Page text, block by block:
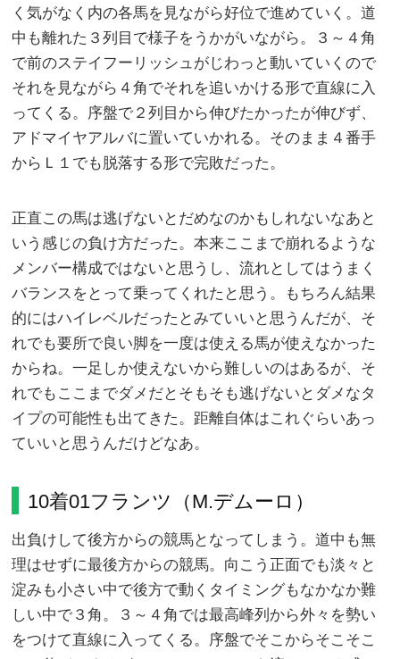
く気がなく内の各馬を見ながら好位で進めていく。道
中も離れた３列目で様子をうかがいながら。３～４角
で前のステイフーリッシュがじわっと動いていくので
それを見ながら４角でそれを追いかける形で直線に入
ってくる。序盤で２列目から伸びたかったが伸びず、
アドマイヤアルバに置いていかれる。そのまま４番手
からＬ１でも脱落する形で完敗だった。
正直この馬は逃げないとだめなのかもしれないなあと
いう感じの負け方だった。本来ここまで崩れるような
メンバー構成ではないと思うし、流れとしてはうまく
バランスをとって乗ってくれたと思う。もちろん結果
的にはハイレベルだったとみていいと思うんだが、そ
れでも要所で良い脚を一度は使える馬が使えなかった
からね。一足しか使えないから難しいのはあるが、そ
れでもここまでダメだとそもそも逃げないとダメなタ
イプの可能性も出てきた。距離自体はこれぐらいあっ
ていいと思うんだけどなあ。
10着01フランツ（M.デムーロ）
出負けして後方からの競馬となってしまう。道中も無
理はせずに最後方からの競馬。向こう正面でも淡々と
淀みも小さい中で後方で動くタイミングもなかなか難
しい中で３角。３～４角では最高峰列から外々を勢い
をつけて直線に入ってくる。序盤でそこからそこそこ